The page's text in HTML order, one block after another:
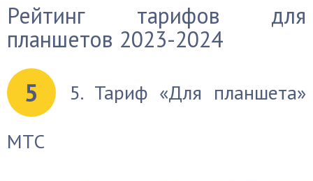
Рейтинг тарифов для
планшетов 2023-2024
5
5. Тариф «Для планшета»
МТС